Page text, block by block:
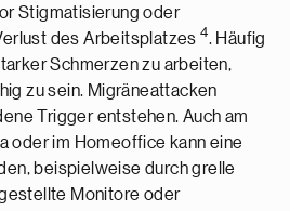
Stigmatisierung oder
des Arbeitsplatzes4. Häufig
Schmerzen zu arbeiten,
zu sein. Migräneattacken
Trigger entstehen. Auch am
oder im Homeoffice kann eine
beispielweise durch grelle
Monitore oder